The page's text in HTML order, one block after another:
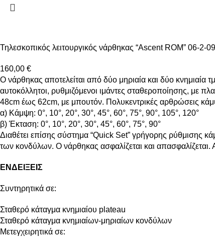
Τηλεσκοπικός λειτουργικός νάρθηκας “Ascent ROM” 06-2-
160,00 €
Ο νάρθηκας αποτελείται από δύο μηριαία και δύο κνημιαία
αυτοκόλλητοι, ρυθμιζόμενοι ιμάντες σταθεροποίησης, με
48cm έως 62cm, με μπουτόν. Πολυκεντρικές αρθρώσεις
α) Κάμψη: 0°, 10°, 20°, 30°, 45°, 60°, 75°, 90°, 105°, 120°
β) Έκταση: 0°, 10°, 20°, 30°, 45°, 60°, 75°, 90°
Διαθέτει επίσης σύστημα “Quick Set” γρήγορης ρύθμισης
των κονδύλων. Ο νάρθηκας ασφαλίζεται και απασφαλίζεται.
ΕΝΔΕΙΞΕΙΣ
Συντηρητικά σε:
Σταθερό κάταγμα κνημιαίου plateau
Σταθερό κάταγμα κνημιαίων-μηριαίων κονδύλων
Μετεγχειρητικά σε: